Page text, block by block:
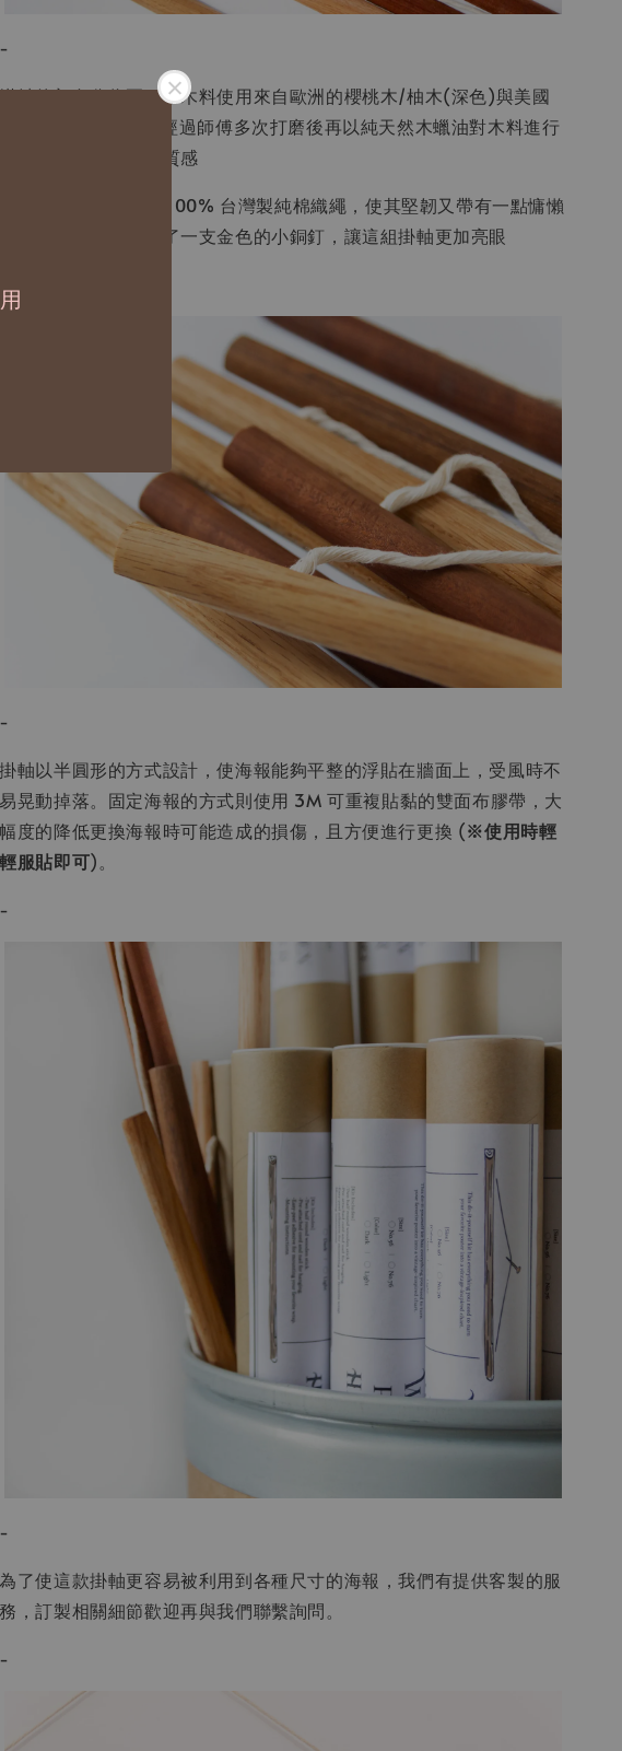
-
掛軸的顏色分為兩種，木料使用來自歐洲的櫻桃木/柚木(深色)與美國
的橡木(淺色)，表面經過師傅多次打磨後再以純天然木蠟油對木料進行
保護，並增加其表面質感
而掛繩的部分則選用 100% 台灣製純棉織繩，使其堅韌又帶有一點慵懶
的感覺，裏頭還附上了一支金色的小銅釘，讓這組掛軸更加亮眼
-
掛軸以半圓形的方式設計，使海報能夠平整的浮貼在牆面上，受風時不
易晃動掉落。固定海報的方式則使用 3M 可重複貼黏的雙面布膠帶，大
幅度的降低更換海報時可能造成的損傷，且方便進行更換 (※使用時輕
輕服貼即可)。
-
-
為了使這款掛軸更容易被利用到各種尺寸的海報，我們有提供客製的服
務，訂製相關細節歡迎再與我們聯繫詢問。
-